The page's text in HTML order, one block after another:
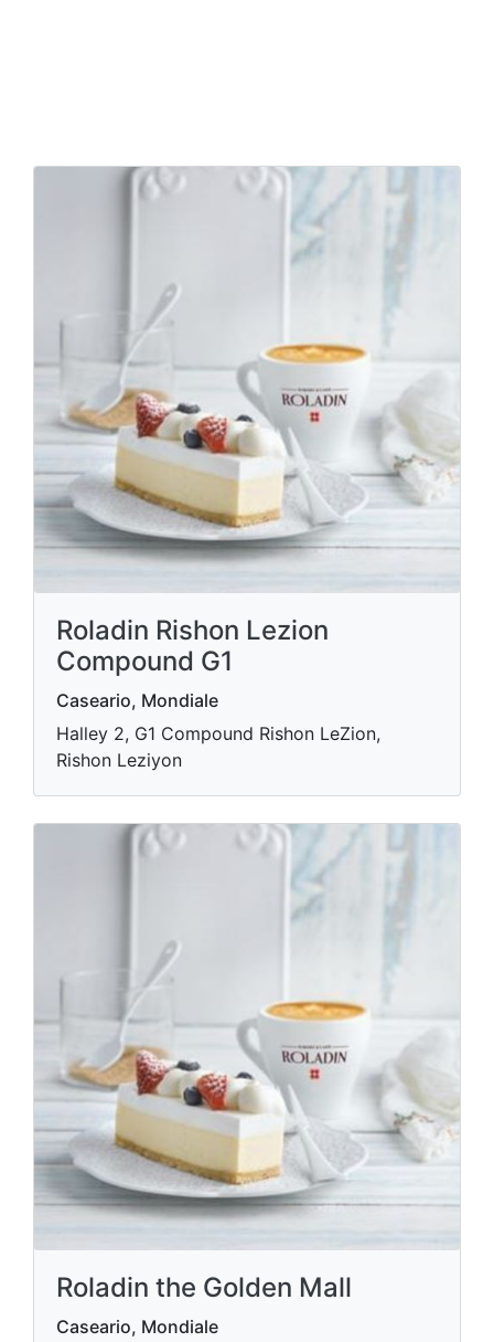
Roladin Rishon Lezion
Compound G1
Caseario, Mondiale
Halley 2, G1 Compound Rishon LeZion,
Rishon Leziyon
Roladin the Golden Mall
Caseario, Mondiale